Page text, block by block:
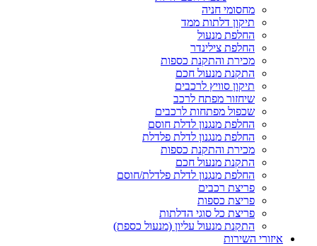
מחסומי חניה
תיקון דלתות ממד
החלפת מנעול
החלפת צילינדר
מכירת והתקנת כספות
התקנת מנעול חכם
תיקון סוויץ לרכבים
שיחזור מפתח לרכב
שכפול מפתחות לרכבים
החלפת מנגנון לדלת חוסם
החלפת מנגנון לדלת פלדלת
מכירת והתקנת כספות
התקנת מנעול חכם
החלפת מנגנון לדלת פלדלת/חוסם
פריצת רכבים
פריצת כספות
פריצת כל סוגי הדלתות
התקנת מנעול עליון (מנעול כספת)
איזורי השירות